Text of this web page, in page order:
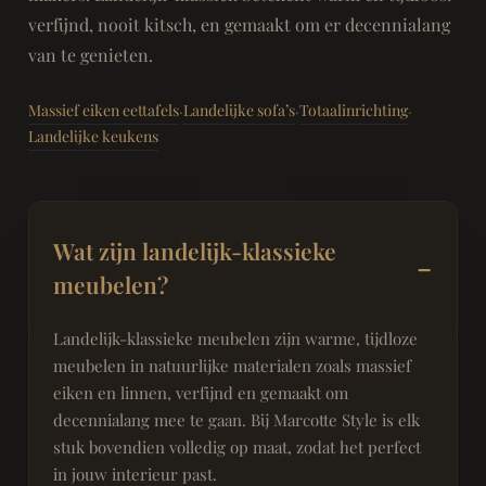
verfijnd, nooit kitsch, en gemaakt om er decennialang
van te genieten.
Massief eiken eettafels·Landelijke sofa’s·Totaalinrichting·
Landelijke keukens
Wat zijn landelijk-klassieke
meubelen?
Landelijk-klassieke meubelen zijn warme, tijdloze
meubelen in natuurlijke materialen zoals massief
eiken en linnen, verfijnd en gemaakt om
decennialang mee te gaan. Bij Marcotte Style is elk
stuk bovendien volledig op maat, zodat het perfect
in jouw interieur past.